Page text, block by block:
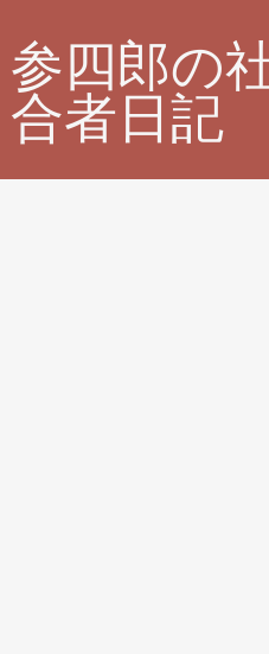
参四郎の
合者日記